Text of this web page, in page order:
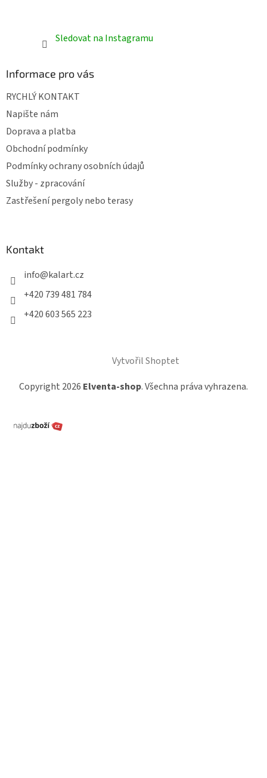
Sledovat na Instagramu
Informace pro vás
RYCHLÝ KONTAKT
Napište nám
Doprava a platba
Obchodní podmínky
Podmínky ochrany osobních údajů
Služby - zpracování
Zastřešení pergoly nebo terasy
Kontakt
info@kalart.cz
+420 739 481 784
+420 603 565 223
Vytvořil Shoptet
Copyright 2026 Elventa-shop. Všechna práva vyhrazena.